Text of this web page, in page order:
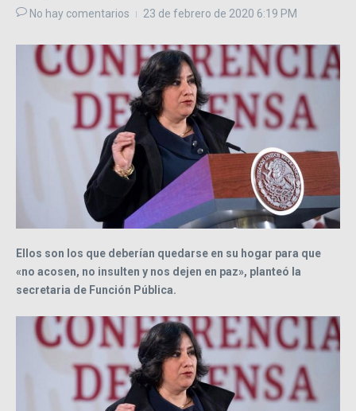
No hay comentarios 23 de febrero de 2020 6:19 PM
Ellos son los que deberían quedarse en su hogar para que
«no acosen, no insulten y nos dejen en paz», planteó la
secretaria de Función Pública.